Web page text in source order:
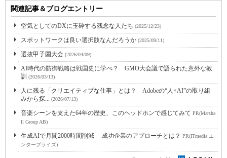
関連記事＆ブログエントリー
空気としてのDXに玉砕する残念な人たち (2025/12/23)
スポットワークは良い選択肢なんだろうか (2025/09/11)
選抜甲子園大会 (2026/04/09)
AI時代の防御戦略は戦国史に学べ？ GMO大会議で語られた意外な教
訓
(2026/03/13)
人に残る「クリエイティブな仕事」とは？ Adobeの“人×AI”の取り組
みから探... (2026/07/13)
音楽シーンを支えた64年の歴史、このヘッドホンで感じてみて PR(Marsha
ll Group AB)
生成AIで月間2000時間削減 成功企業のアプローチとは？ PR(ITmedia エ
ンタープライズ)